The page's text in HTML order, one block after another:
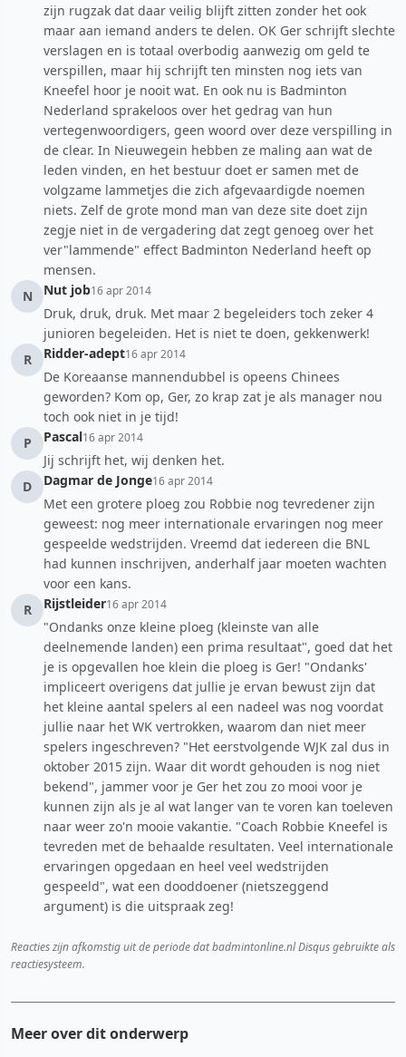
zijn rugzak dat daar veilig blijft zitten zonder het ook
maar aan iemand anders te delen. OK Ger schrijft slechte
verslagen en is totaal overbodig aanwezig om geld te
verspillen, maar hij schrijft ten minsten nog iets van
Kneefel hoor je nooit wat. En ook nu is Badminton
Nederland sprakeloos over het gedrag van hun
vertegenwoordigers, geen woord over deze verspilling in
de clear. In Nieuwegein hebben ze maling aan wat de
leden vinden, en het bestuur doet er samen met de
volgzame lammetjes die zich afgevaardigde noemen
niets. Zelf de grote mond man van deze site doet zijn
zegje niet in de vergadering dat zegt genoeg over het
ver"lammende" effect Badminton Nederland heeft op
mensen.
N
Nut job16 apr 2014
Druk, druk, druk. Met maar 2 begeleiders toch zeker 4
junioren begeleiden. Het is niet te doen, gekkenwerk!
R
Ridder-adept16 apr 2014
De Koreaanse mannendubbel is opeens Chinees
geworden? Kom op, Ger, zo krap zat je als manager nou
toch ook niet in je tijd!
P
Pascal16 apr 2014
Jij schrijft het, wij denken het.
D
Dagmar de Jonge16 apr 2014
Met een grotere ploeg zou Robbie nog tevredener zijn
geweest: nog meer internationale ervaringen nog meer
gespeelde wedstrijden. Vreemd dat iedereen die BNL
had kunnen inschrijven, anderhalf jaar moeten wachten
voor een kans.
R
Rijstleider16 apr 2014
"Ondanks onze kleine ploeg (kleinste van alle
deelnemende landen) een prima resultaat", goed dat het
je is opgevallen hoe klein die ploeg is Ger! "Ondanks'
impliceert overigens dat jullie je ervan bewust zijn dat
het kleine aantal spelers al een nadeel was nog voordat
jullie naar het WK vertrokken, waarom dan niet meer
spelers ingeschreven? "Het eerstvolgende WJK zal dus in
oktober 2015 zijn. Waar dit wordt gehouden is nog niet
bekend", jammer voor je Ger het zou zo mooi voor je
kunnen zijn als je al wat langer van te voren kan toeleven
naar weer zo'n mooie vakantie. "Coach Robbie Kneefel is
tevreden met de behaalde resultaten. Veel internationale
ervaringen opgedaan en heel veel wedstrijden
gespeeld", wat een dooddoener (nietszeggend
argument) is die uitspraak zeg!
Reacties zijn afkomstig uit de periode dat badmintonline.nl Disqus gebruikte als
reactiesysteem.
Meer over dit onderwerp